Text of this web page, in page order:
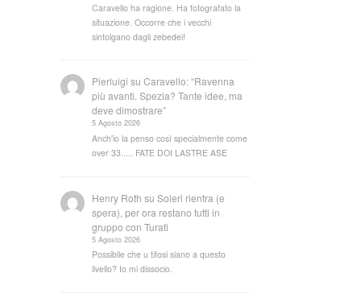
Caravello ha ragione. Ha fotografato la
situazione. Occorre che i vecchi
sintolgano dagli zebedei!
Pierluigi suCaravello: “Ravenna
più avanti. Spezia? Tante idee, ma
deve dimostrare”
5 Agosto 2026
Anch'io la penso così specialmente come
over 33..... FATE DOI LASTRE ASE
Henry Roth suSoleri rientra (e
spera), per ora restano tutti in
gruppo con Turati
5 Agosto 2026
Possibile che u tifosi siano a questo
livello? Io mi dissocio.